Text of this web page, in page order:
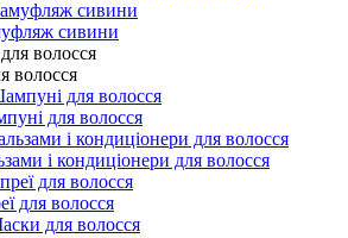
сивини
волосся
для волосся
і кондиціонери для волосся
для волосся